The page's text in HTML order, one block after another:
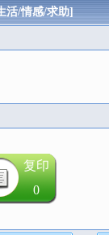
活/情感/求助]
复印
0